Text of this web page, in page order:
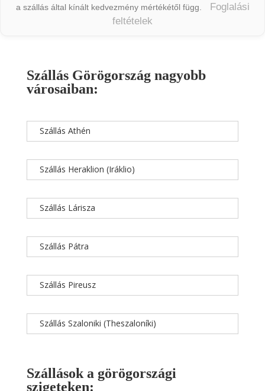
a szállás által kínált kedvezmény mértékétől függ.
Foglalási
feltételek
Szállás Görögország nagyobb
városaiban:
Szállás Athén
Szállás Heraklion (Iráklio)
Szállás Lárisza
Szállás Pátra
Szállás Pireusz
Szállás Szaloniki (Theszaloníki)
Szállások a görögországi
szigeteken: